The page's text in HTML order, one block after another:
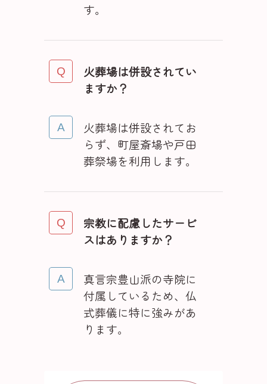
す。
火葬場は併設されてい
ますか？
火葬場は併設されてお
らず、町屋斎場や戸田
葬祭場を利用します。
宗教に配慮したサービ
スはありますか？
真言宗豊山派の寺院に
付属しているため、仏
式葬儀に特に強みがあ
ります。